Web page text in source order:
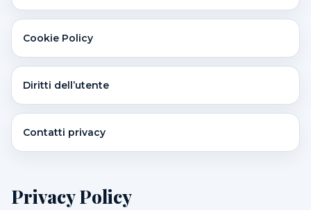
Cookie Policy
Diritti dell’utente
Contatti privacy
Privacy Policy